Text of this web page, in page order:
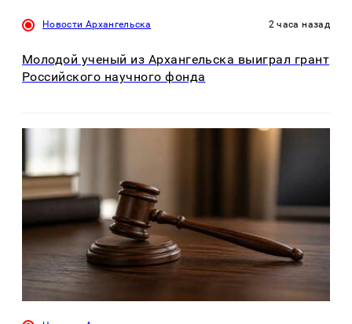
Новости Архангельска 2 часа назад
Молодой ученый из Архангельска выиграл грант
Российского научного фонда